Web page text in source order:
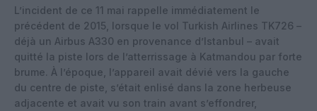
L’incident de ce 11 mai rappelle immédiatement le
précédent de 2015, lorsque le vol Turkish Airlines TK726 –
déjà un Airbus A330 en provenance d’Istanbul – avait
quitté la piste lors de l’atterrissage à Katmandou par forte
brume. À l’époque, l’appareil avait dévié vers la gauche
du centre de piste, s’était enlisé dans la zone herbeuse
adjacente et avait vu son train avant s’effondrer,